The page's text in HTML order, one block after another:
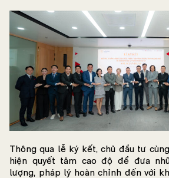
Thông qua lễ ký kết, chủ đầu tư
hiện quyết tâm cao độ để đưa
lượng, pháp lý hoàn chỉnh đến với